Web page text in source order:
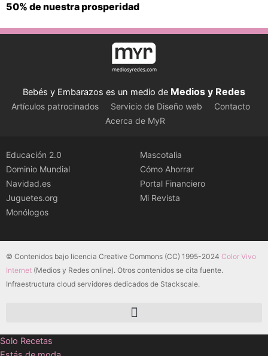
50% de nuestra prosperidad
Bebés y Embarazos es un medio de Medios y Redes
Artículos patrocinados Servicio de Diseño web
Contacto
Acerca de MyR
Educación 2.0
Dominio Mundial
Navidad.es
Juguetes.org
Monólogos
Mascotalia
Cómo Ahorrar
Portal Financiero
Mi Revista
© Contenidos bajo licencia Creative Commons (CC) 1995-2024 Color Vivo
Internet (Medios y Redes online). Otros contenidos se cita fuente.
Infraestructura cloud servidores dedicados de Stackscale.
Solo Recetas